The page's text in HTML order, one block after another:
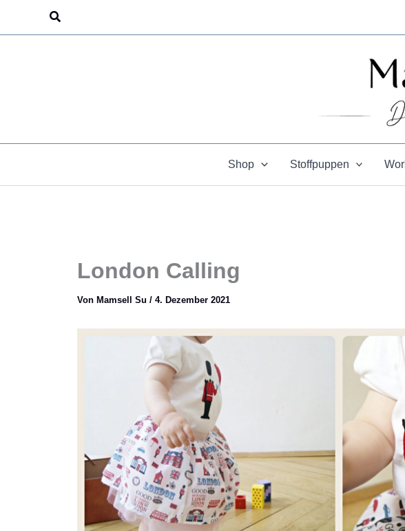
Suchen
Shop Stoffpuppen
London Calling
Von Mamsell Su / 4. Dezember 2021